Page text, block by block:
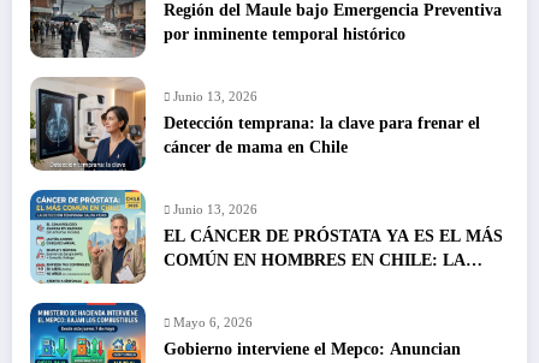
Región del Maule bajo Emergencia Preventiva
por inminente temporal histórico
Junio 13, 2026
Detección temprana: la clave para frenar el
cáncer de mama en Chile
Junio 13, 2026
EL CÁNCER DE PRÓSTATA YA ES EL MÁS
COMÚN EN HOMBRES EN CHILE: LA
Mayo 6, 2026
Gobierno interviene el Mepco: Anuncian